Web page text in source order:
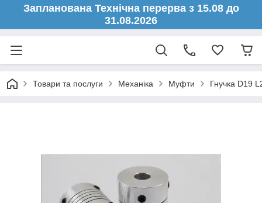
Запланована Технічна перерва з 15.08 до
31.08.2026
Товари та послуги Механіка Муфти Гнучка D19